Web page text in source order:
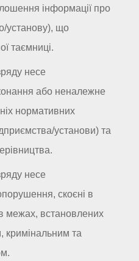
інформації про
установу), що
таємниці.
несе
або неналежне
нормативних
установи) та
несе
скоєні в
в межах, встановлених
кримінальним та